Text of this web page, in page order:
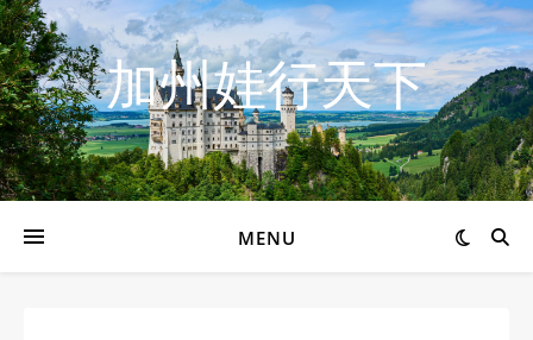
加州娃行天下
MENU